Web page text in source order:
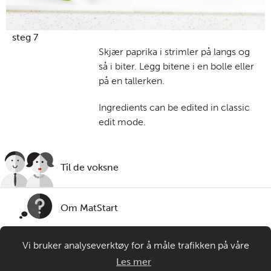
steg 7
Skjær paprika i strimler på langs og
så i biter. Legg bitene i en bolle eller
på en tallerken.
Ingredients can be edited in classic
edit mode.
Til de voksne
Om MatStart
Kontakt oss
Vi bruker analyseverktøy for å måle trafikken på våre
nettsider. Informasjonskapsler plasseres i din nettleser og
Les mer